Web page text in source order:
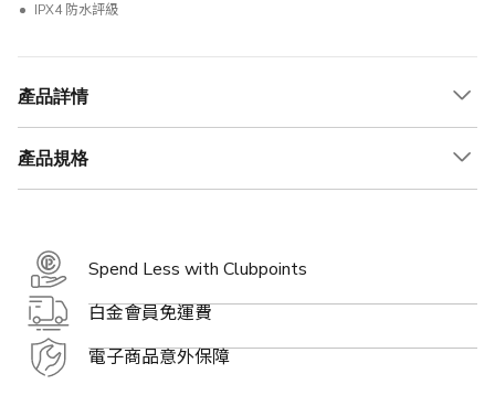
IPX4 防水評級
產品詳情
產品規格
Spend Less with Clubpoints
白金會員免運費
電子商品意外保障